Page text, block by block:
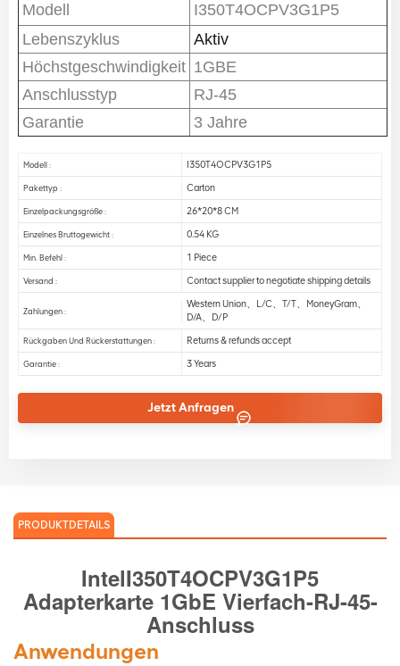
Modell
I350T4OCPV3G1P5
Lebenszyklus
Aktiv
Höchstgeschwindigkeit 1GBE
Anschlusstyp
RJ-45
Garantie
3 Jahre
Modell : I350T4OCPV3G1P5
Pakettyp : Carton
Einzelpackungsgröße : 26*20*8 CM
Einzelnes Bruttogewicht : 0.54 KG
Min. Befehl : 1 Piece
Versand : Contact supplier to negotiate shipping details
Zahlungen :
Western Union、L/C、T/T、MoneyGram、
D/A、D/P
Rückgaben Und Rückerstattungen : Returns & refunds accept
Garantie : 3 Years
Jetzt Anfragen
PRODUKTDETAILS
IntelI350T4OCPV3G1P5
Adapterkarte 1GbE Vierfach-RJ-45-
Anschluss
Anwendungen